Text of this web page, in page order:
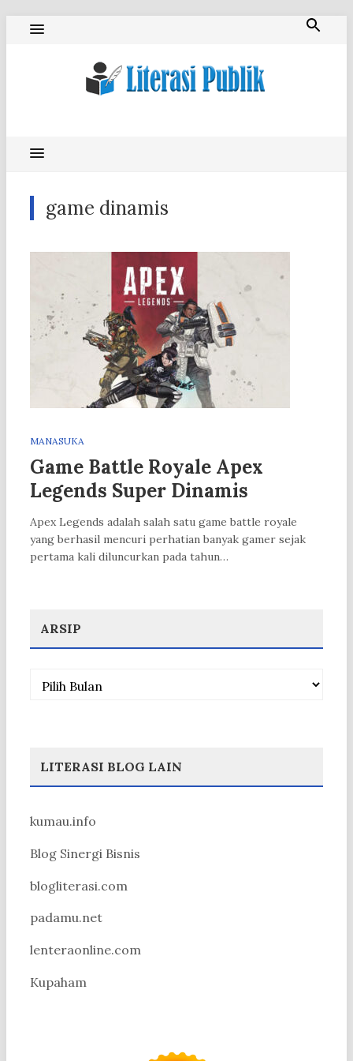
game dinamis
MANASUKA
Game Battle Royale Apex
Legends Super Dinamis
Apex Legends adalah salah satu game battle royale
yang berhasil mencuri perhatian banyak gamer sejak
pertama kali diluncurkan pada tahun…
ARSIP
Arsip
LITERASI BLOG LAIN
kumau.info
Blog Sinergi Bisnis
blogliterasi.com
padamu.net
lenteraonline.com
Kupaham